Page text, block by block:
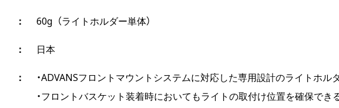
60g （ライトホルダー単体）
日本
・ADVANSフロントマウントシステムに対応した専用設計のライトホル
・フロントバスケット装着時においてもライトの取付け位置を確保でき